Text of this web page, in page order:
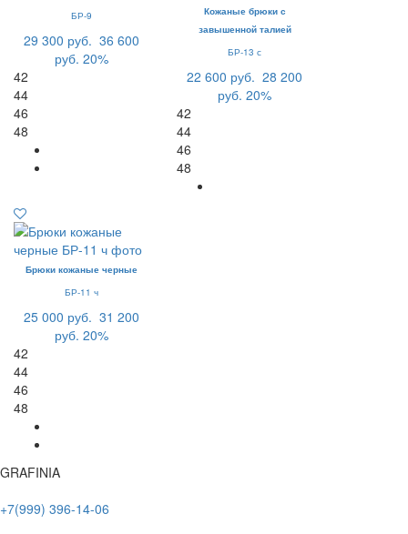
БР-9
29 300 руб. 36 600
руб. 20%
42
44
46
48
Кожаные брюки с
завышенной талией
БР-13 с
22 600 руб. 28 200
руб. 20%
42
44
46
48
Брюки кожаные черные
БР-11 ч
25 000 руб. 31 200
руб. 20%
42
44
46
48
GRAFINIA
+7(999) 396-14-06